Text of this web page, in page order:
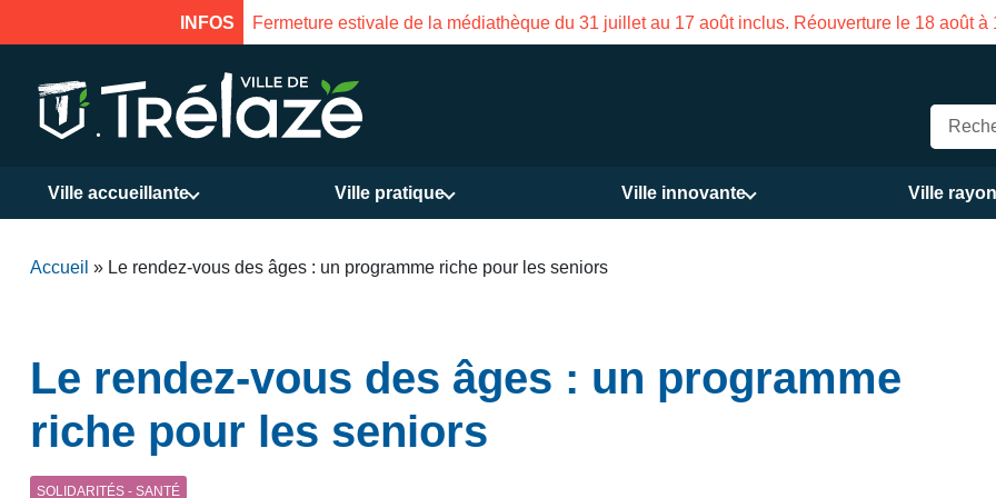
INFOS Fermeture estivale de la Maison des Services publics Vasco de Gama du 3 au 21 août
Ville accueillante Ville pratique Ville innovante Ville
Accueil » Le rendez-vous des âges : un programme riche pour les seniors
Le rendez-vous des âges : un programme
riche pour les seniors
SOLIDARITÉS - SANTÉ